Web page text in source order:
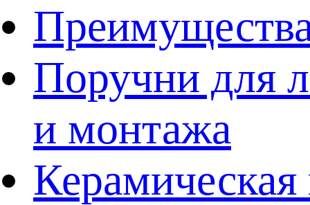
Поручни для
и монтажа